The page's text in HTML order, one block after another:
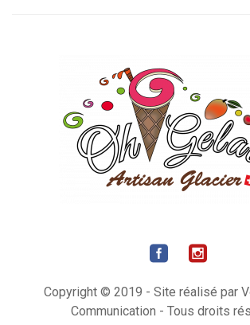
Copyright © 2019 - Site réalisé par
Communication - Tous droits